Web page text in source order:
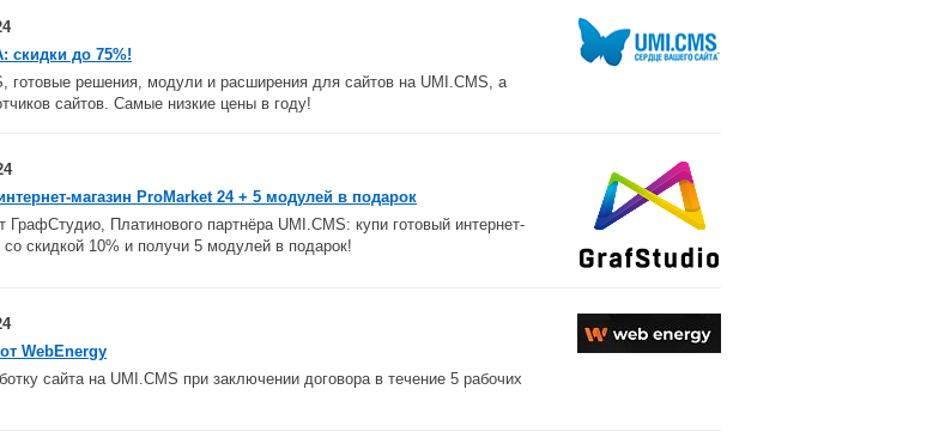
до 75%!
готовые решения, модули и расширения для сайтов на UMI.CMS, а
сайтов. Самые низкие цены в году!
магазин ProMarket 24 + 5 модулей в подарок
ГрафСтудио, Платинового партнёра UMI.CMS: купи готовый интернет-
со скидкой 10% и получи 5 модулей в подарок!
WebEnergy
сайта на UMI.CMS при заключении договора в течение 5 рабочих